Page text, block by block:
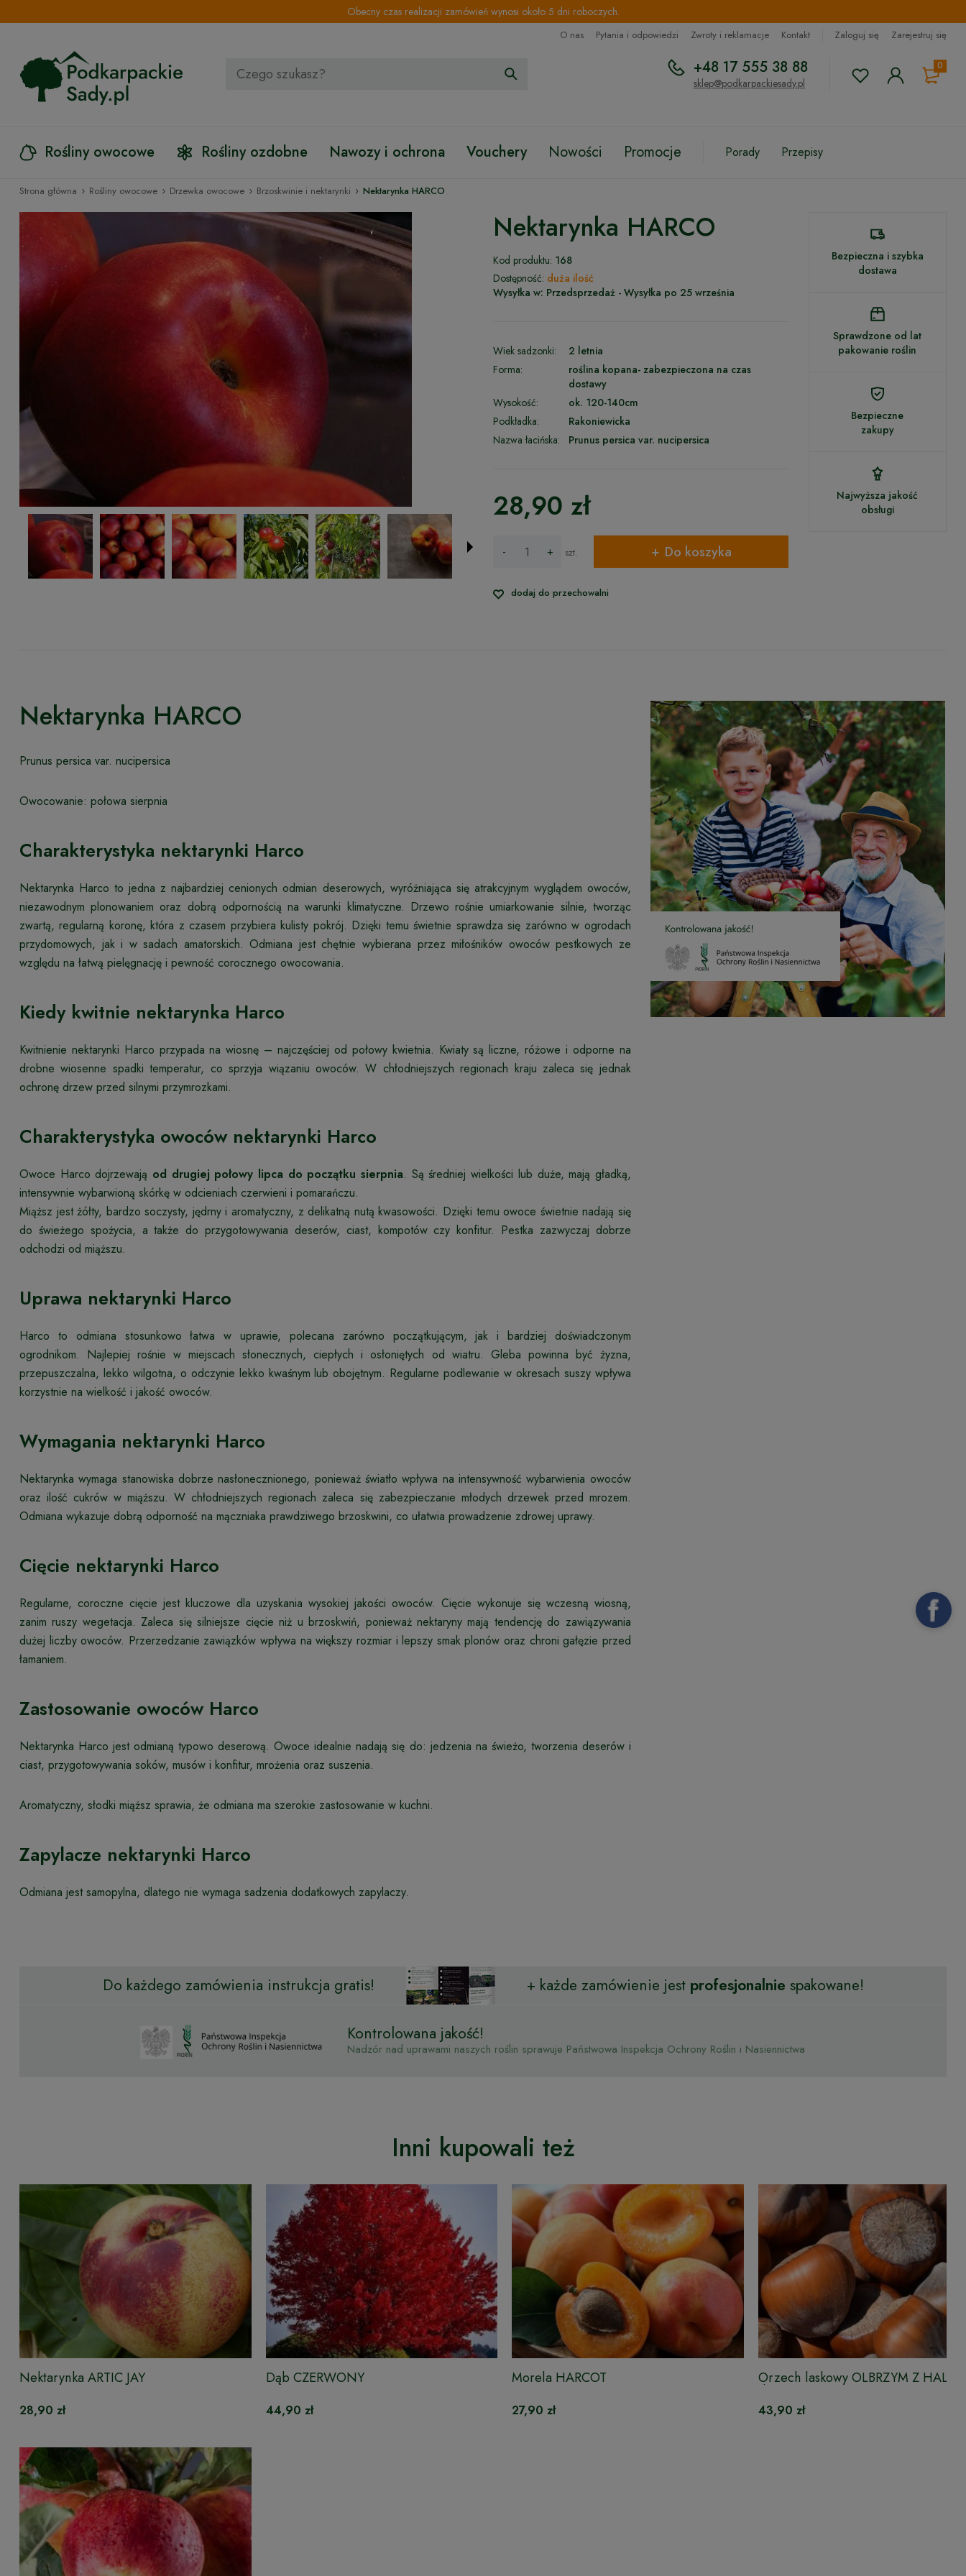
Obecny czas realizacji zamówień wynosi około 5 dni roboczych.
O nas Pytania i odpowiedzi Zwroty i reklamacje Kontakt Zaloguj się Zarejestruj się
0
+48 17 555 38 88
sklep@podkarpackiesady.pl
Rośliny owocowe Rośliny ozdobne Nawozy i ochrona Vouchery Nowości Promocje Porady Przepisy
Strona główna › Rośliny owocowe › Drzewka owocowe › Brzoskwinie i nektarynki › Nektarynka HARCO
Nektarynka HARCO
Kod produktu: 168
Dostępność: duża ilość
Wysyłka w: Przedsprzedaż - Wysyłka po 25 września
Wiek sadzonki:
2 letnia
Forma:
roślina kopana- zabezpieczona na czas
dostawy
Wysokość:
ok. 120-140cm
Podkładka:
Rakoniewicka
Nazwa łacińska:
Prunus persica var. nucipersica
28,90 zł
- + szt. Do koszyka
dodaj do przechowalni
Bezpieczna i szybka
dostawa
Sprawdzone od lat
pakowanie roślin
Bezpieczne
zakupy
Najwyższa jakość
obsługi
Nektarynka HARCO
Prunus persica var. nucipersica
Owocowanie: połowa sierpnia
Charakterystyka nektarynki Harco
Nektarynka Harco to jedna z najbardziej cenionych odmian deserowych, wyróżniająca się atrakcyjnym wyglądem owoców,
niezawodnym plonowaniem oraz dobrą odpornością na warunki klimatyczne. Drzewo rośnie umiarkowanie silnie, tworząc
zwartą, regularną koronę, która z czasem przybiera kulisty pokrój. Dzięki temu świetnie sprawdza się zarówno w ogrodach
przydomowych, jak i w sadach amatorskich. Odmiana jest chętnie wybierana przez miłośników owoców pestkowych ze
względu na łatwą pielęgnację i pewność corocznego owocowania.
Kiedy kwitnie nektarynka Harco
Kwitnienie nektarynki Harco przypada na wiosnę – najczęściej od połowy kwietnia. Kwiaty są liczne, różowe i odporne na
drobne wiosenne spadki temperatur, co sprzyja wiązaniu owoców. W chłodniejszych regionach kraju zaleca się jednak
ochronę drzew przed silnymi przymrozkami.
Charakterystyka owoców nektarynki Harco
Owoce Harco dojrzewają od drugiej połowy lipca do początku sierpnia. Są średniej wielkości lub duże, mają gładką,
intensywnie wybarwioną skórkę w odcieniach czerwieni i pomarańczu.
Miąższ jest żółty, bardzo soczysty, jędrny i aromatyczny, z delikatną nutą kwasowości. Dzięki temu owoce świetnie nadają się
do świeżego spożycia, a także do przygotowywania deserów, ciast, kompotów czy konfitur. Pestka zazwyczaj dobrze
odchodzi od miąższu.
Uprawa nektarynki Harco
Harco to odmiana stosunkowo łatwa w uprawie, polecana zarówno początkującym, jak i bardziej doświadczonym
ogrodnikom. Najlepiej rośnie w miejscach słonecznych, ciepłych i osłoniętych od wiatru. Gleba powinna być żyzna,
przepuszczalna, lekko wilgotna, o odczynie lekko kwaśnym lub obojętnym. Regularne podlewanie w okresach suszy wpływa
korzystnie na wielkość i jakość owoców.
Wymagania nektarynki Harco
Nektarynka wymaga stanowiska dobrze nasłonecznionego, ponieważ światło wpływa na intensywność wybarwienia owoców
oraz ilość cukrów w miąższu. W chłodniejszych regionach zaleca się zabezpieczanie młodych drzewek przed mrozem.
Odmiana wykazuje dobrą odporność na mączniaka prawdziwego brzoskwini, co ułatwia prowadzenie zdrowej uprawy.
Cięcie nektarynki Harco
Regularne, coroczne cięcie jest kluczowe dla uzyskania wysokiej jakości owoców. Cięcie wykonuje się wczesną wiosną,
zanim ruszy wegetacja. Zaleca się silniejsze cięcie niż u brzoskwiń, ponieważ nektaryny mają tendencję do zawiązywania
dużej liczby owoców. Przerzedzanie zawiązków wpływa na większy rozmiar i lepszy smak plonów oraz chroni gałęzie przed
łamaniem.
Zastosowanie owoców Harco
Nektarynka Harco jest odmianą typowo deserową. Owoce idealnie nadają się do: jedzenia na świeżo, tworzenia deserów i
ciast, przygotowywania soków, musów i konfitur, mrożenia oraz suszenia.
Aromatyczny, słodki miąższ sprawia, że odmiana ma szerokie zastosowanie w kuchni.
Zapylacze nektarynki Harco
Odmiana jest samopylna, dlatego nie wymaga sadzenia dodatkowych zapylaczy.
Do każdego zamówienia instrukcja gratis! + każde zamówienie jest profesjonalnie spakowane!
Kontrolowana jakość!
Nadzór nad uprawami naszych roślin sprawuje Państwowa Inspekcja Ochrony Roślin i Nasiennictwa
Inni kupowali też
Nektarynka ARTIC JAY
28,90 zł
Dąb CZERWONY
44,90 zł
Morela HARCOT
27,90 zł
Orzech laskowy OLBRZYM Z HALLE
doniczce
43,90 zł